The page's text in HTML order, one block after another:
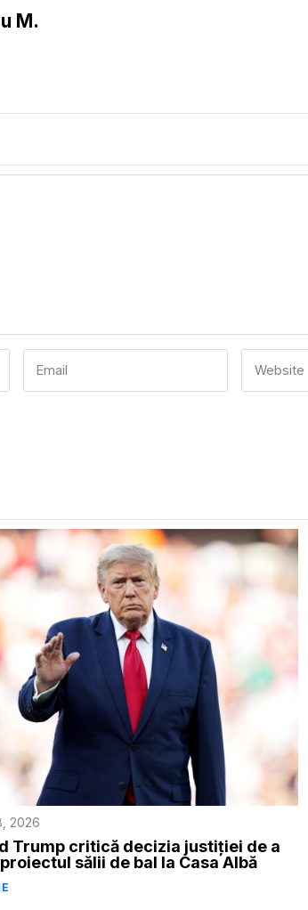
M.
2026
Trump critică decizia justiției de a
sălii de bal la Casa Albă